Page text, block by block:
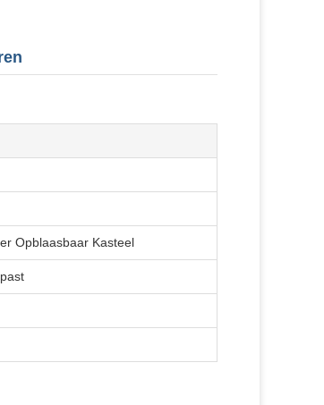
Opblaasbaar Kasteel